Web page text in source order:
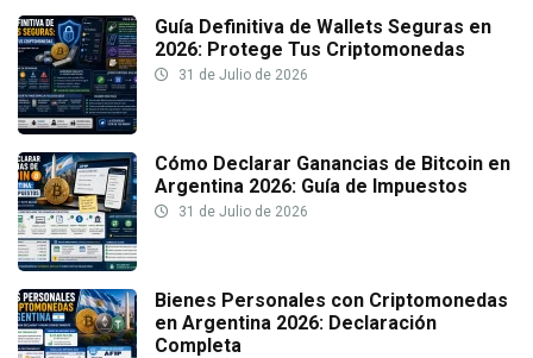
Guía Definitiva de Wallets Seguras en
2026: Protege Tus Criptomonedas
31 de Julio de 2026
Cómo Declarar Ganancias de Bitcoin en
Argentina 2026: Guía de Impuestos
31 de Julio de 2026
Bienes Personales con Criptomonedas
en Argentina 2026: Declaración
Completa